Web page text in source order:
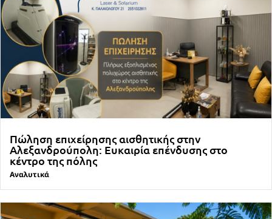
Πώληση επιχείρησης αισθητικής στην
Αλεξανδρούπολη: Ευκαιρία επένδυσης στο
κέντρο της πόλης
Αναλυτικά